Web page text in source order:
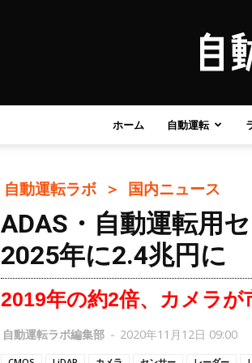
ホーム 自動運転
自動運転ラボ ＞ 国内ニュース
ADAS・自動運転用
2025年に2.4兆円に
2019年の約2倍、カメラ
自動運転ラボ編集部 - 2020年11月12日 09:00